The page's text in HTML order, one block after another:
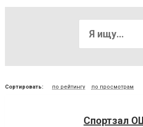
Сортировать: по рейтингу по просмотрам
Спортзал